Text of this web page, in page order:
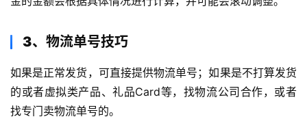
3、物流单号技巧
如果是正常发货，可直接提供物流单号；如果是不打算发货
的或者虚拟类产品、礼品Card等，找物流公司合作，或者
找专门卖物流单号的。